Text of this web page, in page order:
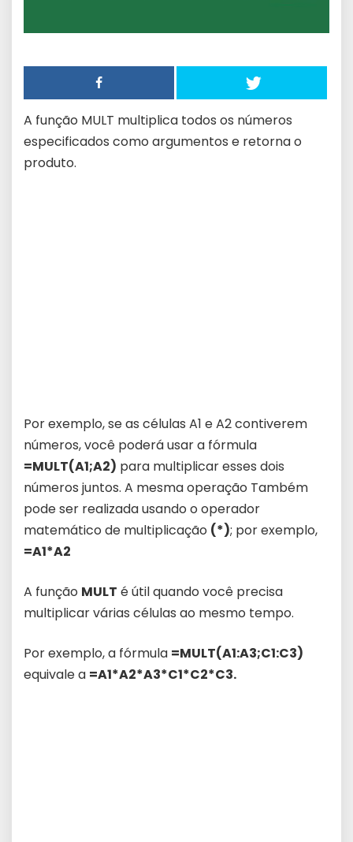
A função MULT multiplica todos os números
especificados como argumentos e retorna o
produto.
Por exemplo, se as células A1 e A2 contiverem
números, você poderá usar a fórmula
=MULT(A1;A2) para multiplicar esses dois
números juntos. A mesma operação Também
pode ser realizada usando o operador
matemático de multiplicação (*); por exemplo,
=A1*A2
A função MULT é útil quando você precisa
multiplicar várias células ao mesmo tempo.
Por exemplo, a fórmula =MULT(A1:A3;C1:C3)
equivale a =A1*A2*A3*C1*C2*C3.